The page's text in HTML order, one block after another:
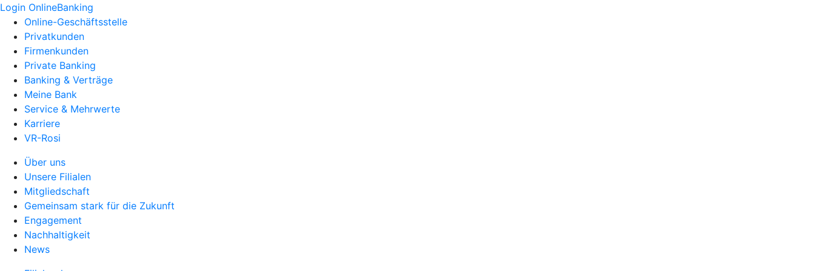
Login OnlineBanking
Online-Geschäftsstelle
Privatkunden
Firmenkunden
Private Banking
Banking & Verträge
Meine Bank
Service & Mehrwerte
Karriere
VR-Rosi
Über uns
Unsere Filialen
Mitgliedschaft
Gemeinsam stark für die Zukunft
Engagement
Nachhaltigkeit
News